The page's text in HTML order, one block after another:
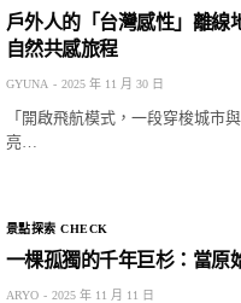
戶外人的「台灣感性」離
自然共感旅程
GYUNA 2025 年 11 月 30 日
「開啟飛航模式，一段穿梭城市
亮…
景點探索 CHECK
一棵孤獨的千年巨杉：當原
ARYO 2025 年 11 月 11 日